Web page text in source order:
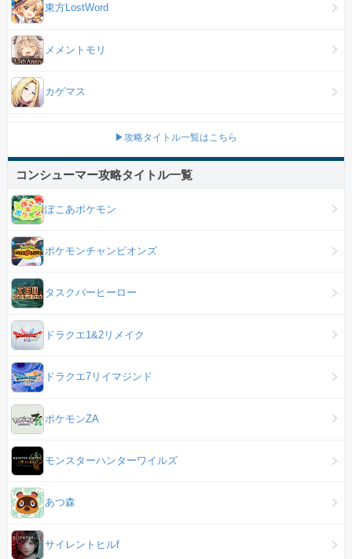
東方LostWord
メメントモリ
カゲマス
▶攻略タイトル一覧はこちら
コンシューマー攻略タイトル一覧
ぽこあポケモン
ポケモンチャンピオンズ
タスクバーヒーロー
ドラクエ1&2リメイク
ドラクエ7リイマジンド
ポケモンZA
モンスターハンターワイルズ
あつ森
サイレントヒルf